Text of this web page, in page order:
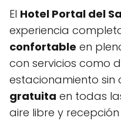
El Hotel Portal del
experiencia
confortable en
con servicios como
estacionamiento sin
gratuita en todas
aire libre y